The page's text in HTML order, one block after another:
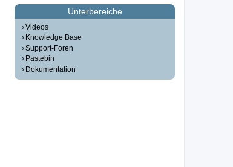
Unterbereiche
Videos
Knowledge Base
Support-Foren
Pastebin
Dokumentation